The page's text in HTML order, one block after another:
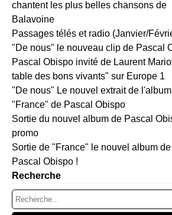
chantent les plus belles chansons de
Balavoine
Passages télés et radio (Janvier/
"De nous" le nouveau clip de Pascal
Pascal Obispo invité de Laurent
table des bons vivants" sur Europe 1
"De nous" Le nouvel extrait de l'album
"France" de Pascal Obispo
Sortie du nouvel album de Pascal
promo
Sortie de "France" le nouvel album de
Pascal Obispo !
Recherche